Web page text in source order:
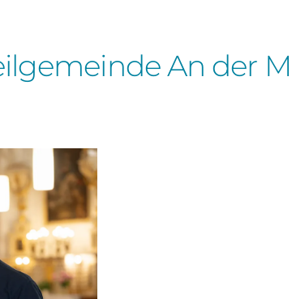
An der